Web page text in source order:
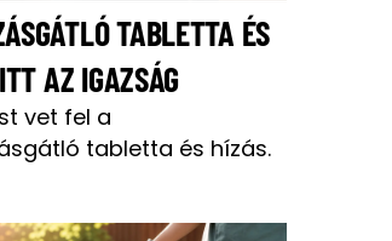
TABLETTA ÉS
AZ IGAZSÁG
vet fel a
tabletta és hízás.